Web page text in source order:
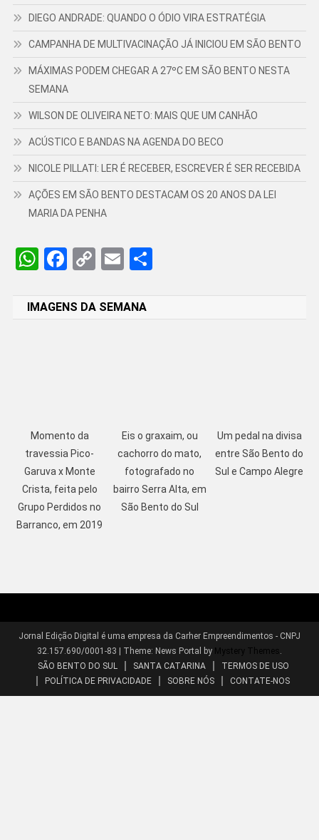
DIEGO ANDRADE: QUANDO O ÓDIO VIRA ESTRATÉGIA
CAMPANHA DE MULTIVACINAÇÃO JÁ INICIOU EM SÃO BENTO
MÁXIMAS PODEM CHEGAR A 27ºC EM SÃO BENTO NESTA
SEMANA
WILSON DE OLIVEIRA NETO: MAIS QUE UM CANHÃO
ACÚSTICO E BANDAS NA AGENDA DO BECO
NICOLE PILLATI: LER É RECEBER, ESCREVER É SER RECEBIDA
AÇÕES EM SÃO BENTO DESTACAM OS 20 ANOS DA LEI
MARIA DA PENHA
WhatsApp
Facebook
CopyEmailShare
IMAGENS DA SEMANA
Momento da
travessia Pico-
Garuva x Monte
Crista, feita pelo
Grupo Perdidos no
Barranco, em 2019
Eis o graxaim, ou
cachorro do mato,
fotografado no
bairro Serra Alta, em
São Bento do Sul
Um pedal na divisa
entre São Bento do
Sul e Campo Alegre
Jornal Edição Digital é uma empresa da Carher Empreendimentos - CNPJ
32.157.690/0001-83 | Theme: News Portal by Mystery Themes .
SÃO BENTO DO SUL
SANTA CATARINA
TERMOS DE USO
POLÍTICA DE PRIVACIDADE
SOBRE NÓS CONTATE-NOS